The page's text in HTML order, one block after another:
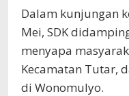
Dalam kunjungan
Mei, SDK
menyapa
Kecamatan Tutar,
di Wonomulyo.